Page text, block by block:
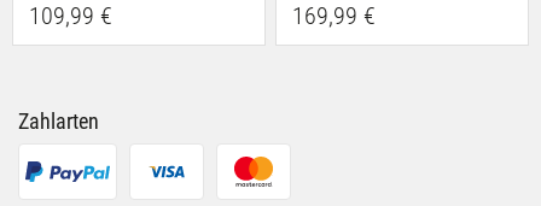
109,99 € 169,99 €
Zahlarten